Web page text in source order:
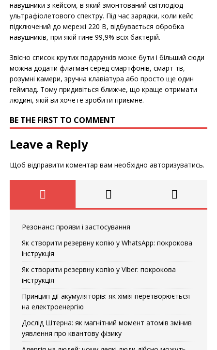
навушники з кейсом, в який змонтований світлодіод
ультрафіолетового спектру. Під час зарядки, коли кейс
підключений до мережі 220 В, відбувається обробка
навушників, при якій гине 99,9% всіх бактерій.
Звісно список крутих подарунків може бути і більший сюди
можна додати флагман серед смартфонів, смарт тв,
розумні камери, зручна клавіатура або просто ще один
геймпад. Тому придивіться ближче, що краще отримати
людині, якій ви хочете зробити приємне.
BE THE FIRST TO COMMENT
Leave a Reply
Щоб відправити коментар вам необхідно авторизуватись.
Резонанс: прояви і застосування
Як створити резервну копію у WhatsApp: покрокова
інструкція
Як створити резервну копію у Viber: покрокова
інструкція
Принцип дії акумуляторів: як хімія перетворюється
на електроенергію
Дослід Штерна: як магнітний момент атомів змінив
уявлення про квантову фізику